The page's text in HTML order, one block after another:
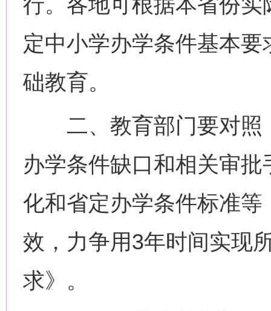
定中小学办学条件基本
础教育。
二、教育部门要对照
办学条件缺口和相关审
化和省定办学条件标准
效，力争用3年时间实现
求》。